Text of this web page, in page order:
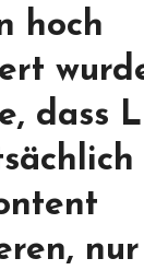
hoch
dass